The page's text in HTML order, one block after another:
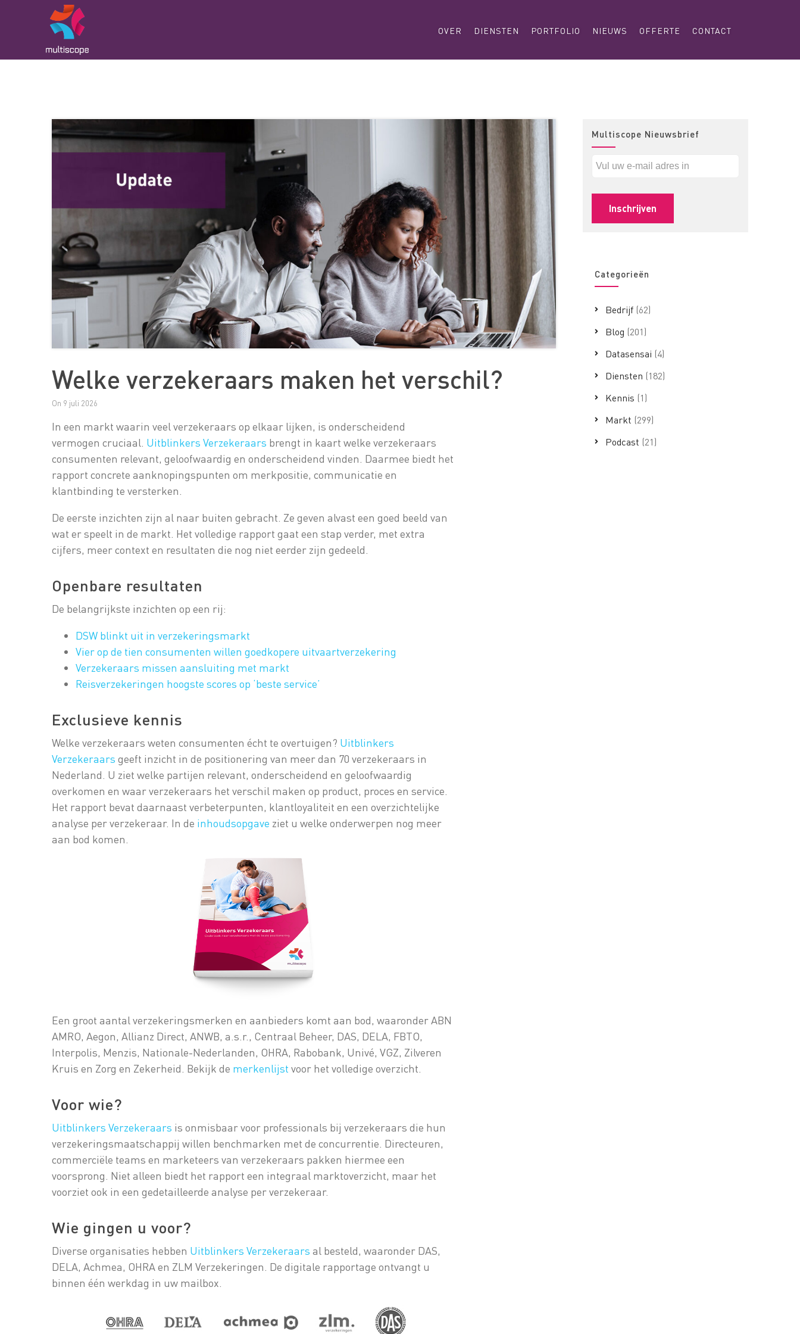
OVER DIENSTEN PORTFOLIO NIEUWS OFFERTE CONTACT
Welke verzekeraars maken het verschil?
On 9 juli 2026
In een markt waarin veel verzekeraars op elkaar lijken, is onderscheidend
vermogen cruciaal. Uitblinkers Verzekeraars brengt in kaart welke verzekeraars
consumenten relevant, geloofwaardig en onderscheidend vinden. Daarmee biedt het
rapport concrete aanknopingspunten om merkpositie, communicatie en
klantbinding te versterken.
De eerste inzichten zijn al naar buiten gebracht. Ze geven alvast een goed beeld van
wat er speelt in de markt. Het volledige rapport gaat een stap verder, met extra
cijfers, meer context en resultaten die nog niet eerder zijn gedeeld.
Openbare resultaten
De belangrijkste inzichten op een rij:
DSW blinkt uit in verzekeringsmarkt
Vier op de tien consumenten willen goedkopere uitvaartverzekering
Verzekeraars missen aansluiting met markt
Reisverzekeringen hoogste scores op ‘beste service’
Exclusieve kennis
Welke verzekeraars weten consumenten écht te overtuigen? Uitblinkers
Verzekeraars geeft inzicht in de positionering van meer dan 70 verzekeraars in
Nederland. U ziet welke partijen relevant, onderscheidend en geloofwaardig
overkomen en waar verzekeraars het verschil maken op product, proces en service.
Het rapport bevat daarnaast verbeterpunten, klantloyaliteit en een overzichtelijke
analyse per verzekeraar. In de inhoudsopgave ziet u welke onderwerpen nog meer
aan bod komen.
Een groot aantal verzekeringsmerken en aanbieders komt aan bod, waaronder ABN
AMRO, Aegon, Allianz Direct, ANWB, a.s.r., Centraal Beheer, DAS, DELA, FBTO,
Interpolis, Menzis, Nationale-Nederlanden, OHRA, Rabobank, Univé, VGZ, Zilveren
Kruis en Zorg en Zekerheid. Bekijk de merkenlijst voor het volledige overzicht.
Voor wie?
Uitblinkers Verzekeraars is onmisbaar voor professionals bij verzekeraars die hun
verzekeringsmaatschappij willen benchmarken met de concurrentie. Directeuren,
commerciële teams en marketeers van verzekeraars pakken hiermee een
voorsprong. Niet alleen biedt het rapport een integraal marktoverzicht, maar het
voorziet ook in een gedetailleerde analyse per verzekeraar.
Wie gingen u voor?
Diverse organisaties hebben Uitblinkers Verzekeraarsal besteld, waaronder DAS,
DELA, Achmea, OHRA en ZLM Verzekeringen. De digitale rapportage ontvangt u
binnen één werkdag in uw mailbox.
Multiscope Nieuwsbrief
Categorieën
Bedrijf (62)
Blog (201)
Datasensai (4)
Diensten (182)
Kennis (1)
Markt (299)
Podcast (21)